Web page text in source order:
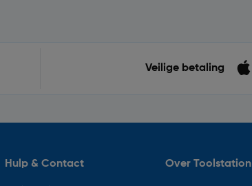
Veilige betaling
Hulp & Contact Over Toolstation